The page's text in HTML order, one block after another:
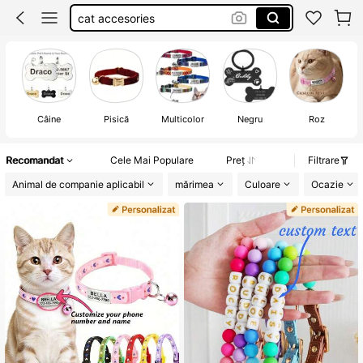
zgarda pisica
zgarda pisici personalizate
Câine Pisică Multicolor Negru Roz
Recomandat Cele Mai Populare Preț
Filtrare
Animal de companie aplicabil
mărimea Culoare Ocazie